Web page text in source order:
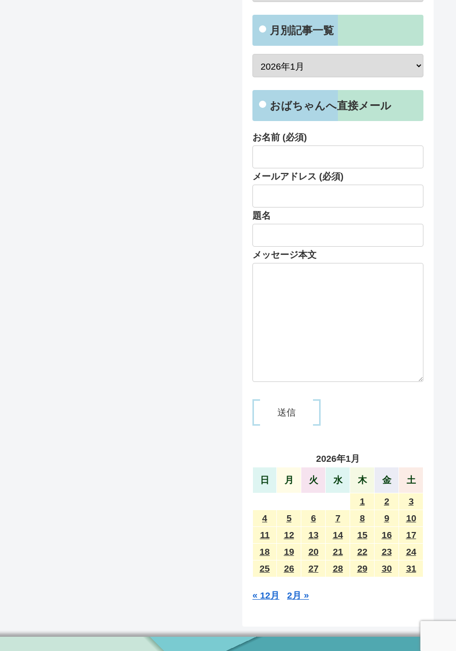
月別記事一覧
おばちゃんへ直接メール
お名前 (必須)
メールアドレス (必須)
題名
メッセージ本文
2026年1月
日 月 火 水 木 金 土
1 2
3
4
5 6 7 8 9
10
11
12 13 14 15 16
17
18
19 20 21 22 23
24
25
26 27 28 29 30 31
« 12月 2月 »